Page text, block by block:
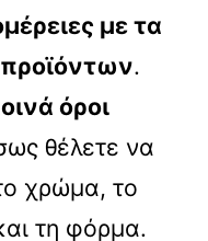
με τα
.
όροι
θέλετε να
χρώμα, το
τη φόρμα.